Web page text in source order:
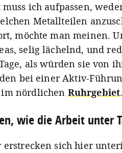
ich aufpassen,
Metallteilen
möchte man meinen.
selig lächelnd, und
als würden sie von
bei einer Aktiv-
im nördlichen Ruhrgebiet.
wie die Arbeit unter
erstrecken sich hier